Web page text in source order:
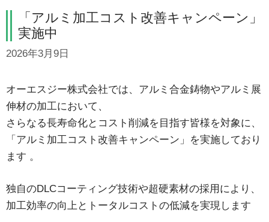
「アルミ加工コスト改善キャンペーン」
実施中
2026年3月9日
オーエスジー株式会社では、アルミ合金鋳物やアルミ展
伸材の加工において、
さらなる長寿命化とコスト削減を目指す皆様を対象に、
「アルミ加工コスト改善キャンペーン」を実施しており
ます 。
独自のDLCコーティング技術や超硬素材の採用により、
加工効率の向上とトータルコストの低減を実現します